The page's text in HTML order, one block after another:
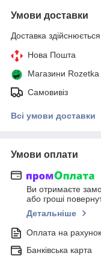
Умови доставки
Доставка
Нова Пошта
Магазини Rozetka
Самовивіз
Всі умови доставки
Умови оплати
Ви отримаєте
або гроші
Детальніше
Оплата на рахунок
Банківська карта